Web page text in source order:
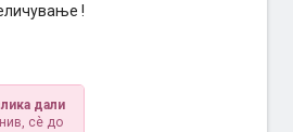
!
дали
сè до